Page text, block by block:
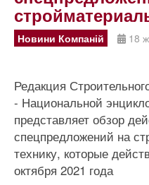
Новини Компаній 18
Редакция
- Национальной
представляет обзор
спецпредложений на
технику, которые
октября 2021 года